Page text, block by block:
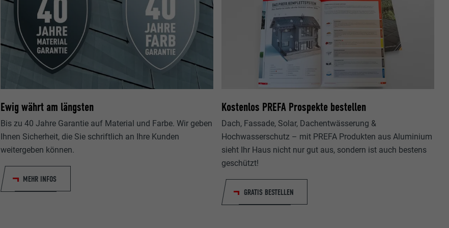
Ewig währt am längsten
Bis zu 40 Jahre Garantie auf Material und Farbe. Wir geben
Ihnen Sicherheit, die Sie schriftlich an Ihre Kunden
weitergeben können.
MEHR INFOS
Kostenlos PREFA Prospekte bestellen
Dach, Fassade, Solar, Dachentwässerung &
Hochwasserschutz – mit PREFA Produkten aus Aluminium
sieht Ihr Haus nicht nur gut aus, sondern ist auch bestens
geschützt!
GRATIS BESTELLEN
_gaexp
Google Optimize
Wird testweise gesetzt, um zu prüfen, ob der Browser das Setzen von
Cookies erlaubt. Enthält keine Identifikationsmerkmale.
lang
LinkedIn
Sitzung
uns"-Fenster enthält.
LinkedIn
2 Jahre